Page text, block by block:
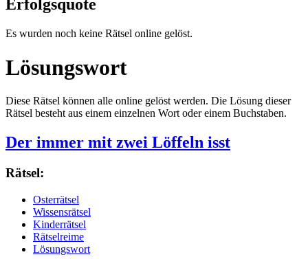
Erfolgsquote
Es wurden noch keine Rätsel online gelöst.
Lösungswort
Diese Rätsel können alle online gelöst werden. Die Lösung dieser
Rätsel besteht aus einem einzelnen Wort oder einem Buchstaben.
Der immer mit zwei Löffeln isst
Rätsel:
Osterrätsel
Wissensrätsel
Kinderrätsel
Rätselreime
Lösungswort